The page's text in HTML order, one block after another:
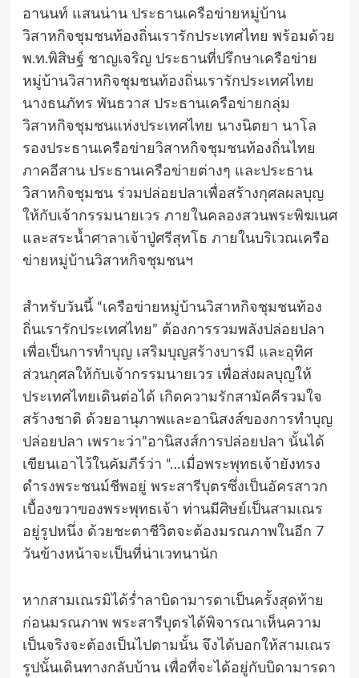
อานนท์ แสนน่าน ประธานเครือข่ายหมู่บ้าน
วิสาหกิจชุมชนท้องถิ่นเรารักประเทศไทย พร้อมด้วย
พ.ท.พิสิษฐ์ ชาญเจริญ ประธานที่ปรึกษาเครือข่าย
หมู่บ้านวิสาหกิจชุมชนท้องถิ่นเรารักประเทศไทย
นางธนภัทร พันธวาส ประธานเครือข่ายกลุ่ม
วิสาหกิจชุมชนแห่งประเทศไทย นางนิตยา นาโล
รองประธานเครือข่ายวิสาหกิจชุมชนท้องถิ่นไทย
ภาคอีสาน ประธานเครือข่ายต่างๆ และประธาน
วิสาหกิจชุมชน ร่วมปล่อยปลาเพื่อสร้างกุศลผลบุญ
ให้กับเจ้ากรรมนายเวร ภายในคลองสวนพระพิฆเนศ
และสระน้ำศาลาเจ้าปู่ศรีสุทโธ ภายในบริเวณเครือ
ข่ายหมู่บ้านวิสาหกิจชุมชนฯ
สำหรับวันนี้ “เครือข่ายหมู่บ้านวิสาหกิจชุมชนท้อง
ถิ่นเรารักประเทศไทย” ต้องการรวมพลังปล่อยปลา
เพื่อเป็นการทำบุญ เสริมบุญสร้างบารมี และอุทิศ
ส่วนกุศลให้กับเจ้ากรรมนายเวร เพื่อส่งผลบุญให้
ประเทศไทยเดินต่อได้ เกิดความรักสามัคคีรวมใจ
สร้างชาติ ด้วยอานุภาพและอานิสงส์ของการทําบุญ
ปล่อยปลา เพราะว่า”อานิสงส์การปล่อยปลา นั้นได้
เขียนเอาไว้ในคัมภีร์ว่า “…เมื่อพระพุทธเจ้ายังทรง
ดำรงพระชนม์ชีพอยู่ พระสารีบุตรซึ่งเป็นอัครสาวก
เบื้องขวาของพระพุทธเจ้า ท่านมีศิษย์เป็นสามเณร
อยู่รูปหนึ่ง ด้วยชะตาชีวิตจะต้องมรณภาพในอีก 7
วันข้างหน้าจะเป็นที่น่าเวทนานัก
หากสามเณรมิได้ร่ำลาบิดามารดาเป็นครั้งสุดท้าย
ก่อนมรณภาพ พระสารีบุตรได้พิจารณาเห็นความ
เป็นจริงจะต้องเป็นไปตามนั้น จึงได้บอกให้สามเณร
รูปนั้นเดินทางกลับบ้าน เพื่อที่จะได้อยู่กับบิดามารดา